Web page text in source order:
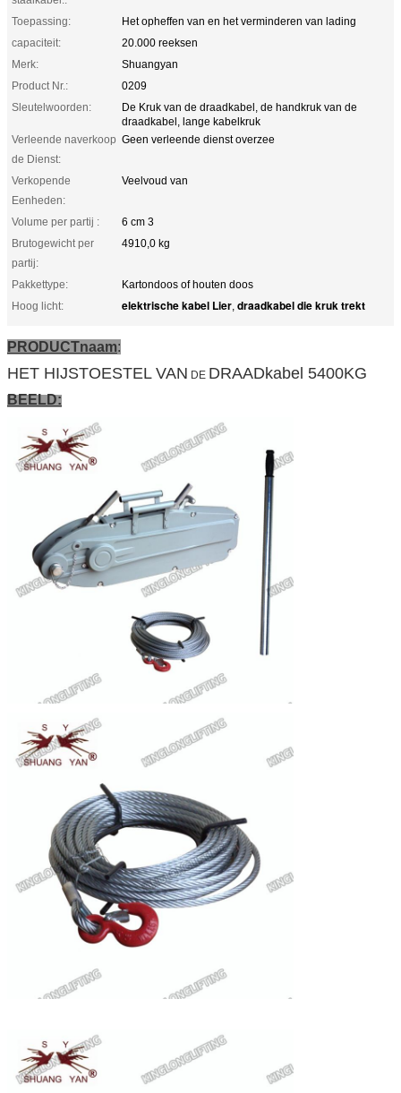
Toepassing:
Het opheffen van en het verminderen van lading
capaciteit:
20.000 reeksen
Merk:
Shuangyan
Product Nr.:
0209
Sleutelwoorden:
De Kruk van de draadkabel, de handkruk van de
draadkabel, lange kabelkruk
Verleende naverkoop
de Dienst:
Geen verleende dienst overzee
Verkopende
Eenheden:
Veelvoud van
Volume per partij :
6 cm 3
Brutogewicht per
partij:
4910,0 kg
Pakkettype:
Kartondoos of houten doos
Hoog licht:
elektrische kabel Lier, draadkabel die kruk trekt
PRODUCTnaam:
HET HIJSTOESTEL VAN DE DRAADkabel 5400KG
BEELD: